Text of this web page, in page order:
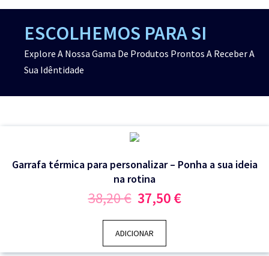
ESCOLHEMOS PARA SI
Explore A Nossa Gama De Produtos Prontos A Receber A
Sua Idêntidade
Garrafa térmica para personalizar – Ponha a sua ideia
na rotina
38,20€ O
preço
original
era:
38,20 €.
37,50€O
ADICIONAR